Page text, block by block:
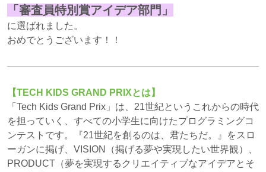
「審査員特別賞アイデア部門」
に選ばれました。
おめでとうございます！！
【TECH KIDS GRAND PRIXとは】
「Tech Kids Grand Prix」は、21世紀というこれからの時代
を担っていく、すべての小学生に向けたプログラミングコ
ンテストです。『21世紀を創るのは、君たちだ。』をスロ
ーガンに掲げ、VISION（掲げる夢や実現したい世界観）、
PRODUCT（夢を実現するクリエイティブなアイデアとそ